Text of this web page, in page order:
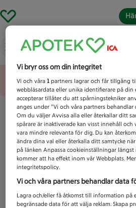
Vad letar du efter idag?
Unknown
Vi bryr oss om din integritet
Vi och våra1 partners lagrar och får tillgång
webbläsardata eller unika identifierare på din
accepterar tillåter du att spårningstekniker
anges under ”Vi och våra partners
Om du väljer Avvisa alla eller återkallar ditt
spårare är inaktiverade kan visst innehåll och
vara mindre relevanta för dig. Du kan
ändra dina val eller återkalla ditt samtycke
på länken Anpassa cookieinställningar längst
kommer att ha effekt inom vår Webbplats.
integritetspolicy.
Vi och våra partners behandlar data
Lagra och/eller få åtkomst till information på
begränsade data för att välja reklam. Skapa